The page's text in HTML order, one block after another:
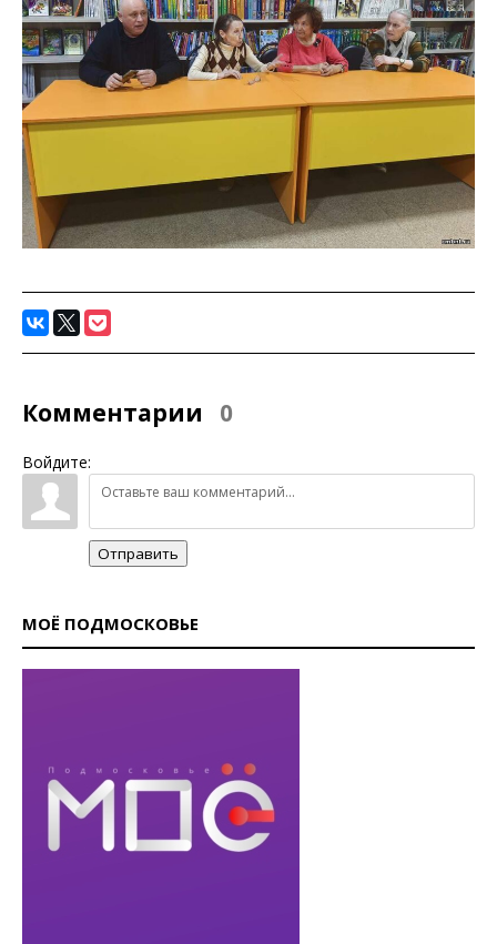
Комментарии 0
Войдите:
Отправить
МОЁ ПОДМОСКОВЬЕ